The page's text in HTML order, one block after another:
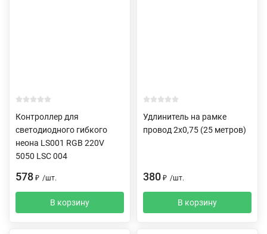
Контроллер для
светодиодного гибкого
неона LS001 RGB 220V
5050 LSC 004
578 ₽ /шт.
В корзину
Удлинитель на рамке
провод 2х0,75 (25 метров)
380 ₽ /шт.
В корзину